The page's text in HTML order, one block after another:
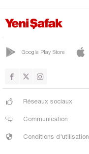
Hatay
Iğdır
Isparta
Kahramanmaraş
Karabük
Karaman
Kars
Kastamonu
Google Play Store
Réseaux sociaux
Communication
Conditions d'utilisation